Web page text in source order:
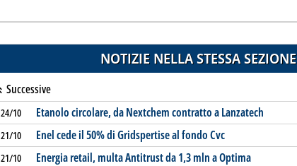
NOTIZIE NELLA STESSA SEZIONE
Successive
24/10 Etanolo circolare, da Nextchem contratto a Lanzatech
21/10 Enel cede il 50% di Gridspertise al fondo Cvc
21/10 Energia retail, multa Antitrust da 1,3 mln a Optima